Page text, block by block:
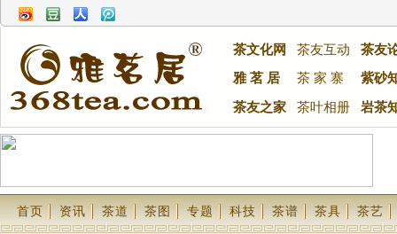
茶文化网 茶友互动
茶友
雅 茗 居
茶 家 寨 紫砂
茶友之家 茶叶相册 岩茶
首页 资讯 茶道 茶图 专题 科技 茶谱 茶具 茶艺